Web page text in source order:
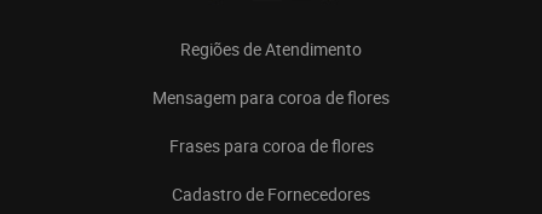
Regiões de Atendimento
Mensagem para coroa de flores
Frases para coroa de flores
Cadastro de Fornecedores